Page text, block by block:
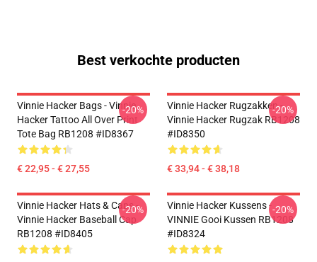
Best verkochte producten
Vinnie Hacker Bags - Vinnie
Hacker Tattoo All Over Print
Tote Bag RB1208 #ID8367
€ 22,95 - € 27,55
-20%
Vinnie Hacker Rugzakken -
Vinnie Hacker Rugzak RB1208
#ID8350
€ 33,94 - € 38,18
-20%
Vinnie Hacker Hats & Caps -
Vinnie Hacker Baseball Cap
RB1208 #ID8405
-20%
Vinnie Hacker Kussens -
VINNIE Gooi Kussen RB1208
#ID8324
-20%